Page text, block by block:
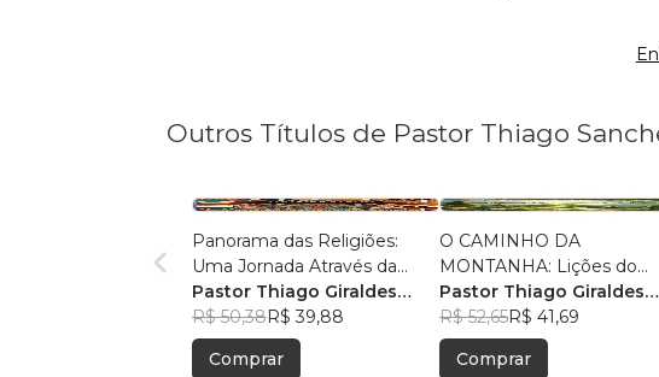
Outros Títulos de Pastor Thiago
Panorama das Religiões:
Uma Jornada Através da
Diversidade Espiritual
Pastor Thiago Giraldes
Sanchez
R$ 50,38R$ 39,88
Comprar
O CAMINHO DA
MONTANHA: Lições do
Sermão de Jesus
Pastor Thiago Giraldes
Sanchez
R$ 52,65R$ 41,69
Comprar